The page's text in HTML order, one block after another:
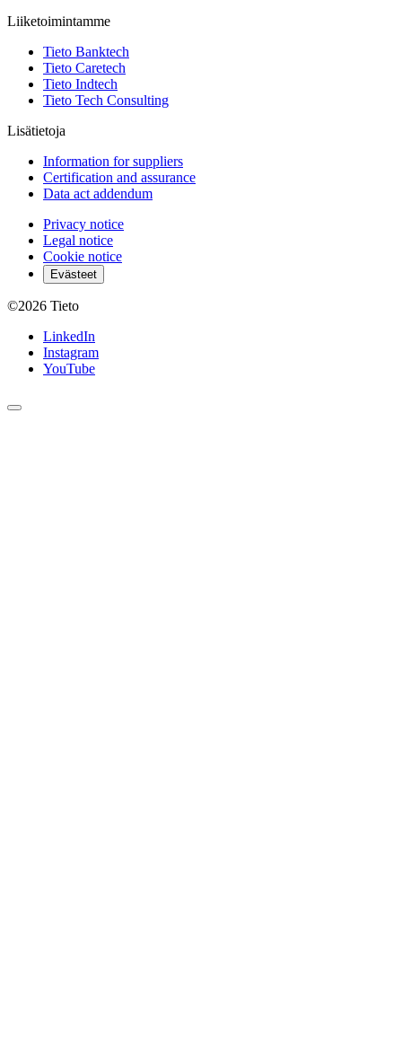
Liiketoimintamme
Tieto Banktech
Tieto Caretech
Tieto Indtech
Tieto Tech Consulting
Lisätietoja
Information for suppliers
Certification and assurance
Data act addendum
Privacy notice
Legal notice
Cookie notice
Evästeet
©2026 Tieto
LinkedIn
Instagram
YouTube